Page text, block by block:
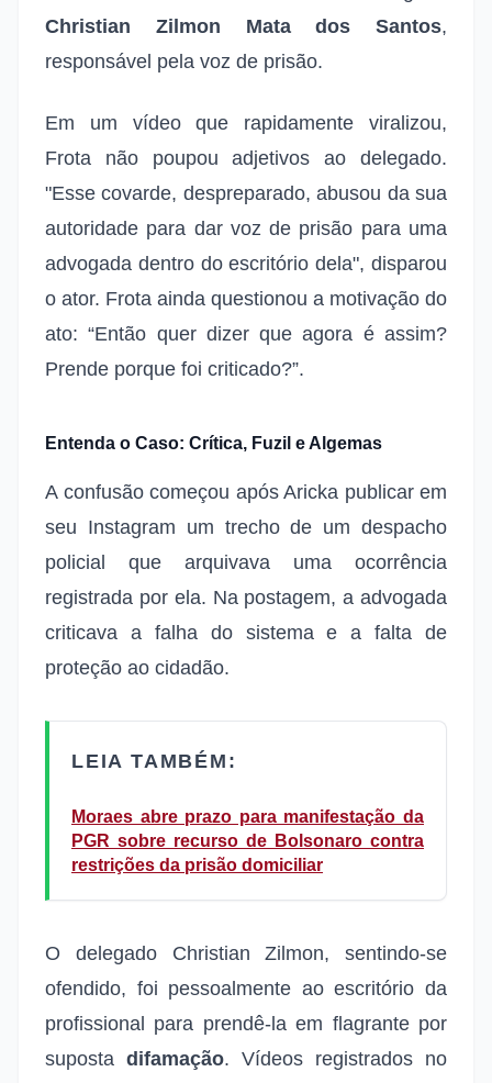
Christian Zilmon Mata dos Santos,
responsável pela voz de prisão.
Em um vídeo que rapidamente viralizou,
Frota não poupou adjetivos ao delegado.
"Esse covarde, despreparado, abusou da sua
autoridade para dar voz de prisão para uma
advogada dentro do escritório dela", disparou
o ator. Frota ainda questionou a motivação do
ato: “Então quer dizer que agora é assim?
Prende porque foi criticado?”.
Entenda o Caso: Crítica, Fuzil e Algemas
A confusão começou após Aricka publicar em
seu Instagram um trecho de um despacho
policial que arquivava uma ocorrência
registrada por ela. Na postagem, a advogada
criticava a falha do sistema e a falta de
proteção ao cidadão.
LEIA TAMBÉM:
Moraes abre prazo para manifestação da
PGR sobre recurso de Bolsonaro contra
restrições da prisão domiciliar
O delegado Christian Zilmon, sentindo-se
ofendido, foi pessoalmente ao escritório da
profissional para prendê-la em flagrante por
suposta difamação. Vídeos registrados no